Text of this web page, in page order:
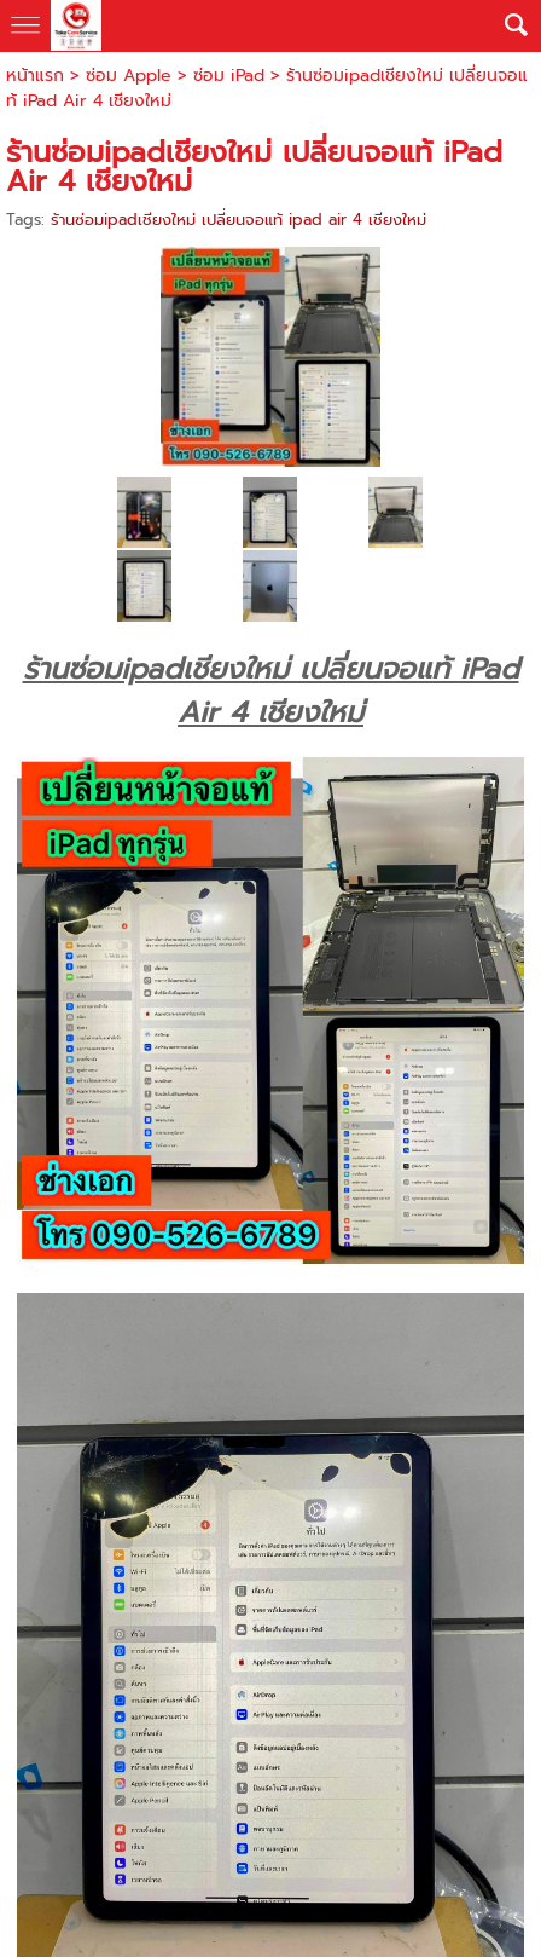
หน้าแรก > ซ่อม Apple > ซ่อม iPad> ร้านซ่อมipadเชียงใหม่ เปลี่ยนจอแ
ท้ iPad Air 4 เชียงใหม่
ร้านซ่อมipadเชียงใหม่ เปลี่ยนจอแท้ iPad
Air 4 เชียงใหม่
Tags: ร้านซ่อมipadเชียงใหม่ เปลี่ยนจอแท้ ipad air 4 เชียงใหม่
ร้านซ่อมipadเชียงใหม่ เปลี่ยนจอแท้ iPad
Air 4 เชียงใหม่